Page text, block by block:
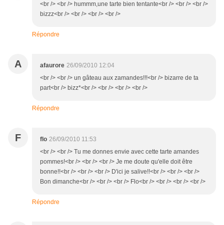
<br /> <br /> hummm,une tarte bien tentante<br /> <br /> <br />
bizzz<br /> <br /> <br /> <br />
Répondre
A afaurore 26/09/2010 12:04
<br /> <br /> un gâteau aux zamandes!!!<br /> bizarre de ta
part<br /> bizz*<br /> <br /> <br /> <br />
Répondre
F flo 26/09/2010 11:53
<br /> <br /> Tu me donnes envie avec cette tarte amandes
pommes!<br /> <br /> <br /> Je me doute qu'elle doit être
bonne!!<br /> <br /> <br /> D'ici je salive!!<br /> <br /> <br />
Bon dimanche<br /> <br /> <br /> Flo<br /> <br /> <br /> <br />
Répondre